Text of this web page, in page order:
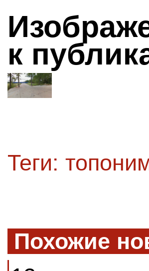
к
Теги:
Похожие